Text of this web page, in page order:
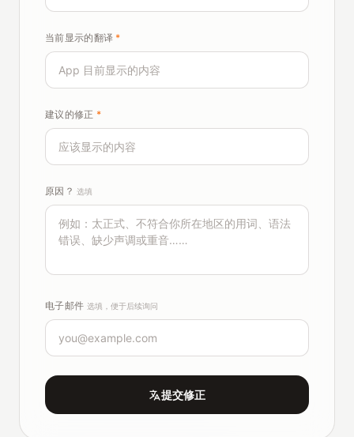
当前显示的翻译 *
建议的修正 *
原因？ 选填
电子邮件 选填，便于后续询问
提交修正